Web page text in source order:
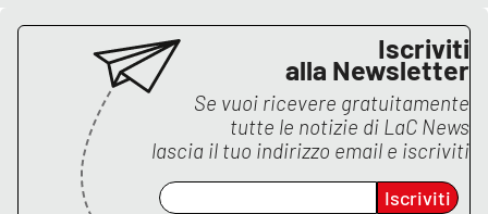
PROGETTI
SPECIALI
Buona Sanità Calabria
CALABRIAVISIONE
Iscriviti
alla Newsletter
Se vuoi ricevere gratuitamente
tutte le notizie di LaC News
lascia il tuo indirizzo email e iscriviti
Iscriviti